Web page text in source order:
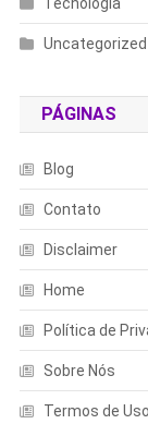
Uncategorized
PÁGINAS
Blog
Contato
Disclaimer
Home
Política de
Sobre Nós
Termos de Uso